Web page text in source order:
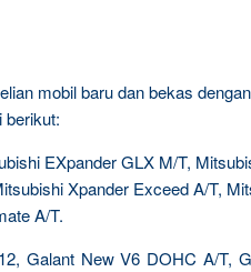
mobil baru dan bekas
berikut:
EXpander GLX M/T,
Xpander Exceed A/T,
A/T.
Galant New V6 DOHC A/T,